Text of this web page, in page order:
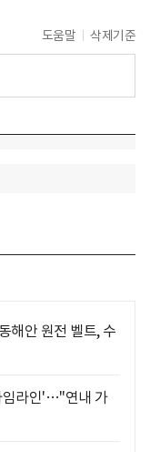
도움말 삭제기준
해안 원전 벨트, 수
임라인'…"연내 가